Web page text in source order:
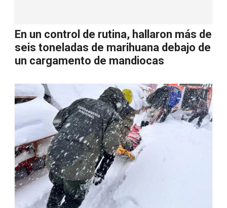
En un control de rutina, hallaron más de
seis toneladas de marihuana debajo de
un cargamento de mandiocas